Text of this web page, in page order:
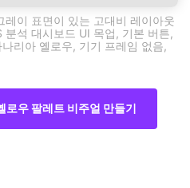
레이 표면이 있는 고대비 레이아웃
석 대시보드 UI 목업, 기본 버튼,
리아 옐로우, 기기 프레임 없음,
로우 팔레트 비주얼 만들기